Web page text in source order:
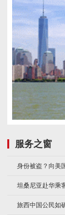
服务之窗
身份被盗？向美
坦桑尼亚赴华乘
旅西中国公民如